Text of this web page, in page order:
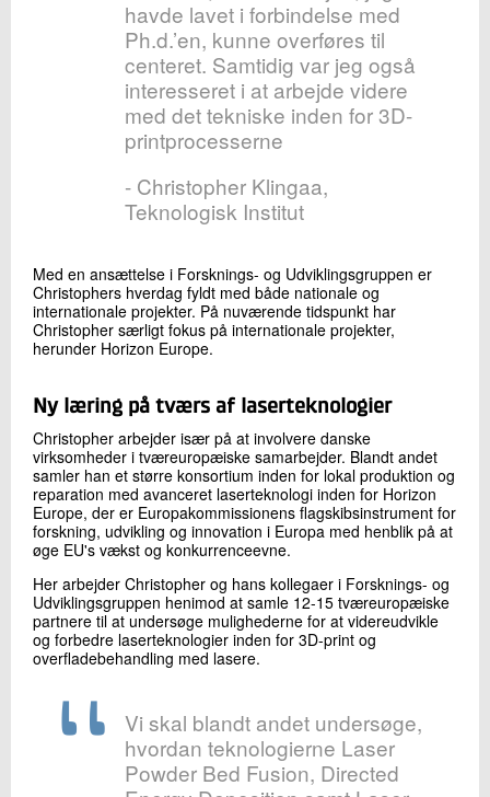
havde lavet i forbindelse med
Ph.d.’en, kunne overføres til
centeret. Samtidig var jeg også
interesseret i at arbejde videre
med det tekniske inden for 3D-
printprocesserne
- Christopher Klingaa,
Teknologisk Institut
Med en ansættelse i Forsknings- og Udviklingsgruppen er
Christophers hverdag fyldt med både nationale og
internationale projekter. På nuværende tidspunkt har
Christopher særligt fokus på internationale projekter,
herunder Horizon Europe.
Ny læring på tværs af laserteknologier
Christopher arbejder især på at involvere danske
virksomheder i tværeuropæiske samarbejder. Blandt andet
samler han et større konsortium inden for lokal produktion og
reparation med avanceret laserteknologi inden for Horizon
Europe, der er Europakommissionens flagskibsinstrument for
forskning, udvikling og innovation i Europa med henblik på at
øge EU's vækst og konkurrenceevne.
Her arbejder Christopher og hans kollegaer i Forsknings- og
Udviklingsgruppen henimod at samle 12-15 tværeuropæiske
partnere til at undersøge mulighederne for at videreudvikle
og forbedre laserteknologier inden for 3D-print og
overfladebehandling med lasere.
Vi skal blandt andet undersøge,
hvordan teknologierne Laser
Powder Bed Fusion, Directed